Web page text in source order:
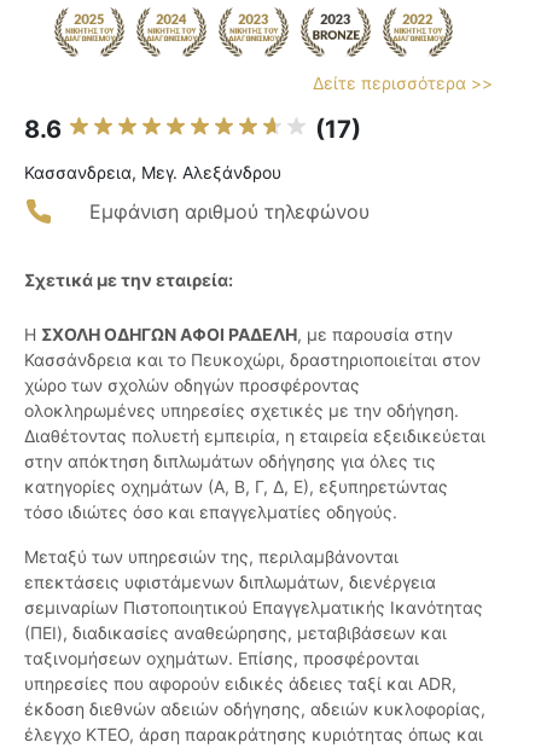
Δείτε περισσότερα >>
8.6 (17)
Κασσανδρεια, Μεγ. Αλεξάνδρου
Εμφάνιση αριθμού τηλεφώνου
Σχετικά με την εταιρεία:
Η ΣΧΟΛΗ ΟΔΗΓΩΝ ΑΦΟΙ ΡΑΔΕΛΗ, με παρουσία στην
Κασσάνδρεια και το Πευκοχώρι, δραστηριοποιείται στον
χώρο των σχολών οδηγών προσφέροντας
ολοκληρωμένες υπηρεσίες σχετικές με την οδήγηση.
Διαθέτοντας πολυετή εμπειρία, η εταιρεία εξειδικεύεται
στην απόκτηση διπλωμάτων οδήγησης για όλες τις
κατηγορίες οχημάτων (Α, Β, Γ, Δ, Ε), εξυπηρετώντας
τόσο ιδιώτες όσο και επαγγελματίες οδηγούς.
Μεταξύ των υπηρεσιών της, περιλαμβάνονται
επεκτάσεις υφιστάμενων διπλωμάτων, διενέργεια
σεμιναρίων Πιστοποιητικού Επαγγελματικής Ικανότητας
(ΠΕΙ), διαδικασίες αναθεώρησης, μεταβιβάσεων και
ταξινομήσεων οχημάτων. Επίσης, προσφέρονται
υπηρεσίες που αφορούν ειδικές άδειες ταξί και ADR,
έκδοση διεθνών αδειών οδήγησης, αδειών κυκλοφορίας,
έλεγχο ΚΤΕΟ, άρση παρακράτησης κυριότητας όπως και